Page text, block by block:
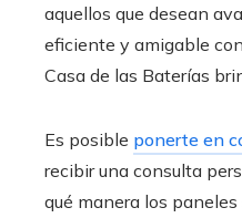
aquellos que desean
eficiente y amigable
Casa de las Baterías
Es posible ponerte en
recibir una consulta
qué manera los